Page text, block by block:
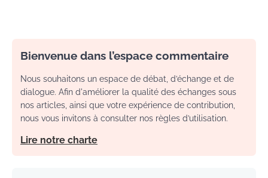
Bienvenue dans l’espace commentaire
Nous souhaitons un espace de débat, d’échange et de
dialogue. Afin d'améliorer la qualité des échanges sous
nos articles, ainsi que votre expérience de contribution,
nous vous invitons à consulter nos règles d’utilisation.
Lire notre charte